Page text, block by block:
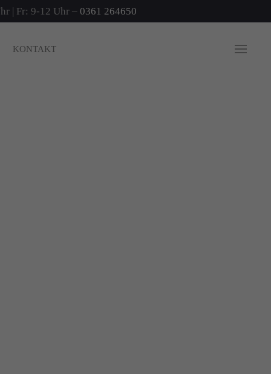
| Fr: 9-12 Uhr – 0361 264650
KONTAKT